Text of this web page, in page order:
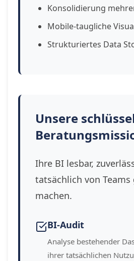
Konsolidierung
Mobile-taugliche
Strukturiertes Data
Unsere
Ihre BI lesbar,
tatsächlich von Teams
machen.
BI-Audit
Analyse bestehender
ihrer tatsächlichen